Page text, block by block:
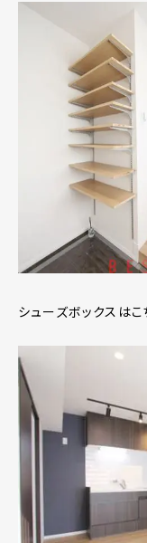
シューズボックスはこ